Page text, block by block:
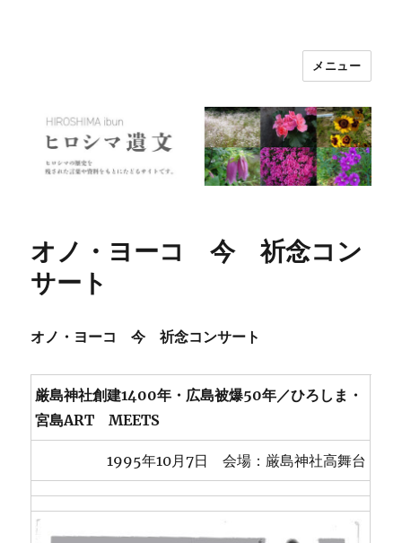
メニュー
オノ・ヨーコ 今 祈念コン
サート
オノ・ヨーコ 今 祈念コンサート
厳島神社創建1400年・広島被爆50年／ひろしま・
宮島ART MEETS
1995年10月7日 会場：厳島神社高舞台